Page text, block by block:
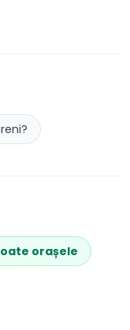
?
orașele